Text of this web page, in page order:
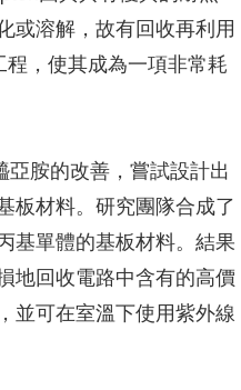
或溶解，故有回收再利用
，使其成為一項非常耗
胺的改善，嘗試設計出
板材料。研究團隊合成了
基單體的基板材料。結果
地回收電路中含有的高價
並可在室溫下使用紫外線